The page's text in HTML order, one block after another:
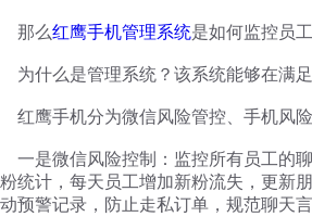
那么红鹰手机管理系统是如何监控员
为什么是管理系统？该系统能够在满
红鹰手机分为微信风险管控、手机风
一是微信风险控制：监控所有员工的
粉统计，每天员工增加新粉流失，更新
动预警记录，防止走私订单，规范聊天